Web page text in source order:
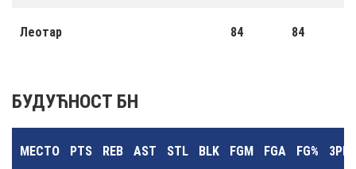
Леотар 84 84
БУДУЋНОСТ БН
МЕСТО PTS REB AST STL BLK FGM FGA FG% 3PM